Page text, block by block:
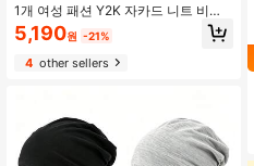
1개 여성 패션 Y2K 자카드 니트 비니
모자, 따뜻하고 가을/겨울 캐주얼 의상
에 적합
5,190원 -21%
4other sellers